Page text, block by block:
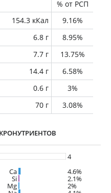
% от РСП
154.3 кКал
9.16%
6.8 г
8.95%
7.7 г
13.75%
14.4 г
6.58%
0.6 г
3%
70 г 3.08%
4
Ca 4.6%
Si 2.1%
Mg 2%